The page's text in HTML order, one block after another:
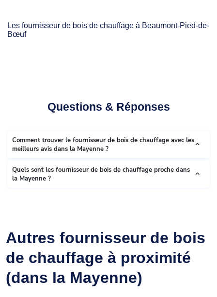
Les fournisseur de bois de chauffage à Beaumont-Pied-de-
Bœuf
Questions & Réponses
Comment trouver le fournisseur de bois de chauffage avec les
meilleurs avis dans la Mayenne ?
Quels sont les fournisseur de bois de chauffage proche dans
la Mayenne ?
Autres fournisseur de bois
de chauffage à proximité
(dans la Mayenne)